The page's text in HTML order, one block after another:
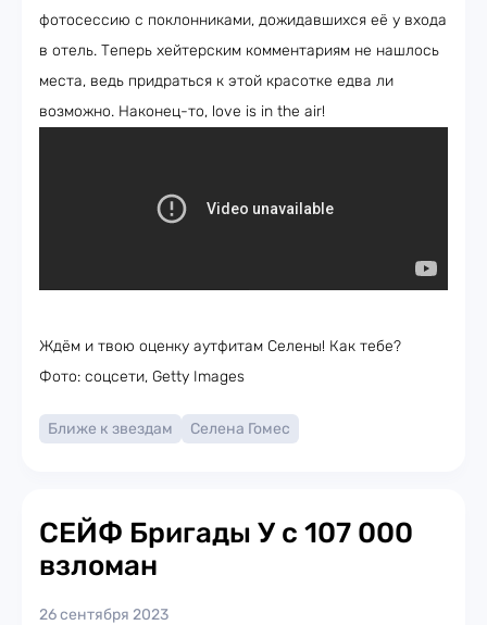
фотосессию с поклонниками, дожидавшихся её у входа
в отель. Теперь хейтерским комментариям не нашлось
места, ведь придраться к этой красотке едва ли
возможно. Наконец-то, love is in the air!
Ждём и твою оценку аутфитам Селены! Как тебе?
Фото: соцсети, Getty Images
Ближе к звездам Селена Гомес
СЕЙФ Бригады У с 107 000
взломан
26 сентября 2023